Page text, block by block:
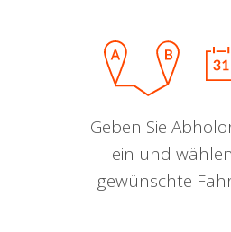
Geben Sie
ein und
gewünschte